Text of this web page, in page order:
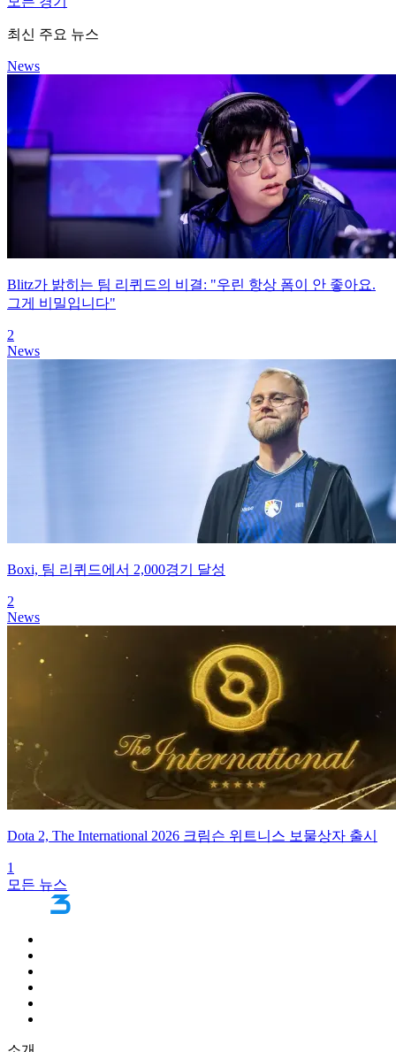
최신 주요 뉴스
News
Blitz가 밝히는 팀 리퀴드의 비결: "우린 항상 폼이 안 좋아요.
그게 비밀입니다"
2
News
Boxi, 팀 리퀴드에서 2,000경기 달성
2
News
Dota 2, The International 2026 크림슨 위트니스 보물상자 출시
1
모든 뉴스